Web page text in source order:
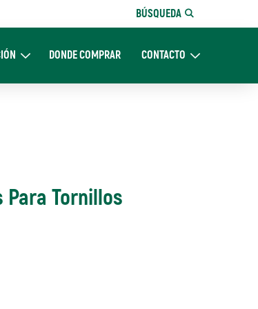
BÚSQUEDA
Comunicación
DONDE COMPRAR CONTACTOExpand CONTACTO
Para Tornillos